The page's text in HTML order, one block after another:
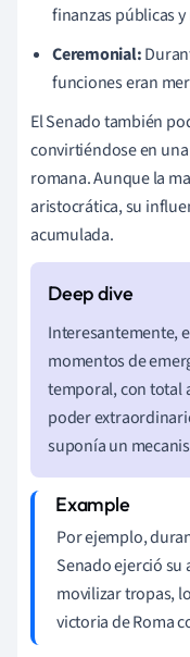
finanzas públicas
Ceremonial:
funciones eran
El Senado también
convirtiéndose en
romana. Aunque la
aristocrática, su
acumulada.
Interesantemente,
momentos de
temporal, con total
poder
suponía un
Por ejemplo,
Senado ejerció
movilizar tropas,
victoria de Roma